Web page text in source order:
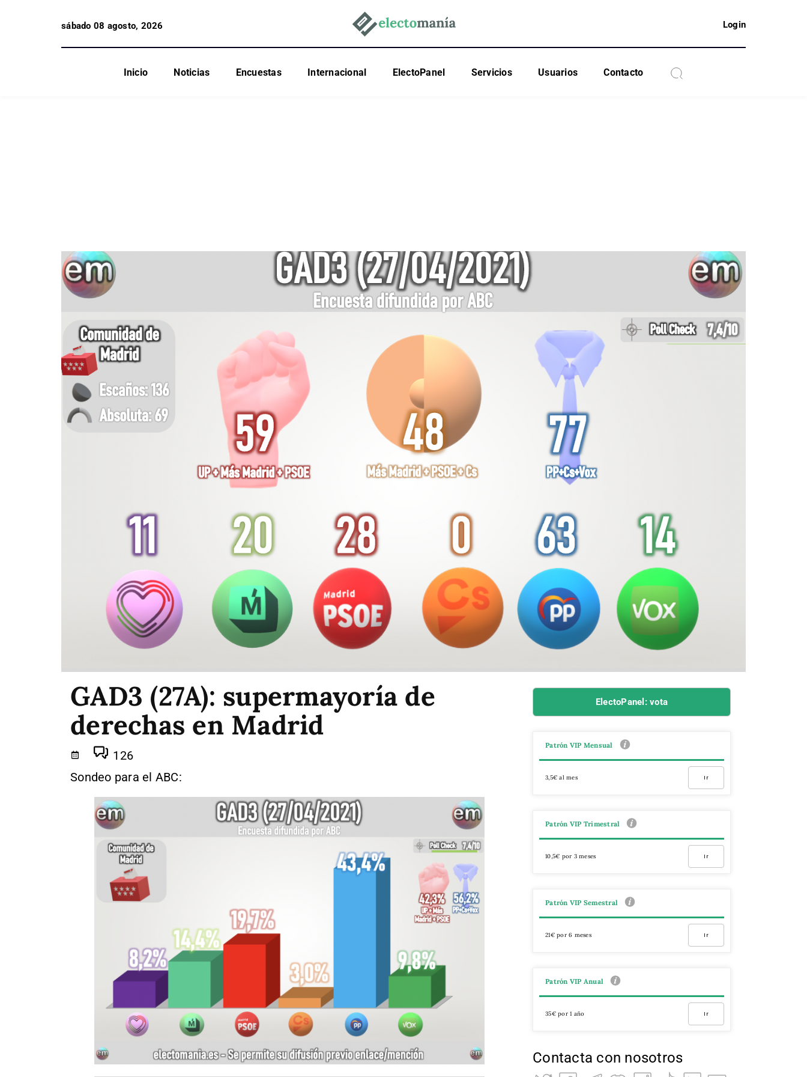
sábado 08 agosto, 2026 Login
Inicio Noticias Encuestas Internacional ElectoPanel Servicios Usuarios Contacto
GAD3 (27A): supermayoría de
derechas en Madrid
126
Sondeo para el ABC:
ElectoPanel: vota
Patrón VIP Mensual
3,5€ al mes Ir
Patrón VIP Trimestral
10,5€ por 3 meses Ir
Patrón VIP Semestral
21€ por 6 meses Ir
Patrón VIP Anual
35€ por 1 año Ir
Contacta con nosotros